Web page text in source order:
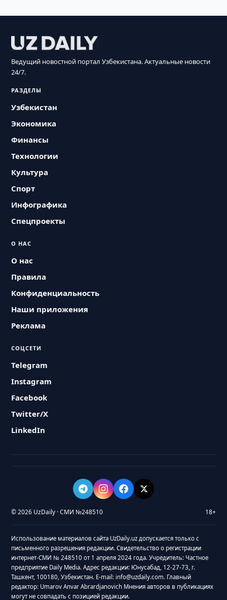
Ведущий новостной портал Узбекистана. Актуальные новости
24/7.
РАЗДЕЛЫ
Узбекистан
Экономика
Финансы
Технологии
Культура
Спорт
Инфографика
Спецпроекты
О НАС
О нас
Правила
Конфиденциальность
Наши приложения
Реклама
СОЦСЕТИ
Telegram
Instagram
Facebook
Twitter/X
LinkedIn
© 2026 UzDaily · СМИ №248510 18+
Использование материалов сайта UzDaily.uz допускается только с
письменного разрешения редакции. Свидетельство о регистрации
интернет-СМИ № 248510 от 1 апреля 2024 года. Учредитель: Частное
предприятие Daily Media. Адрес редакции: Юнусабад, 12-27-73, г.
Ташкент, 100180, Узбекистан. E-mail: info@uzdaily.com. Главный
редактор: Umarov Anvar Abrardjanovich Мнения авторов в публикациях
могут не совпадать с позицией редакции.